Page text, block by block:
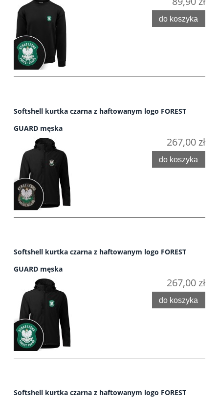
do koszyka
Softshell kurtka czarna z haftowanym logo FOREST
GUARD męska
267,00 zł
do koszyka
Softshell kurtka czarna z haftowanym logo FOREST
GUARD męska
267,00 zł
do koszyka
Softshell kurtka czarna z haftowanym logo FOREST